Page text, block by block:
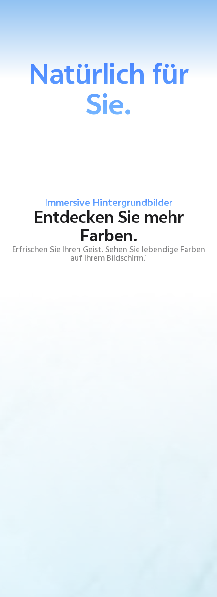
Natürlich für
Sie.
Immersive Hintergrundbilder
Entdecken Sie mehr
Farben.
Erfrischen Sie Ihren Geist. Sehen Sie lebendige Farben
auf Ihrem Bildschirm.1